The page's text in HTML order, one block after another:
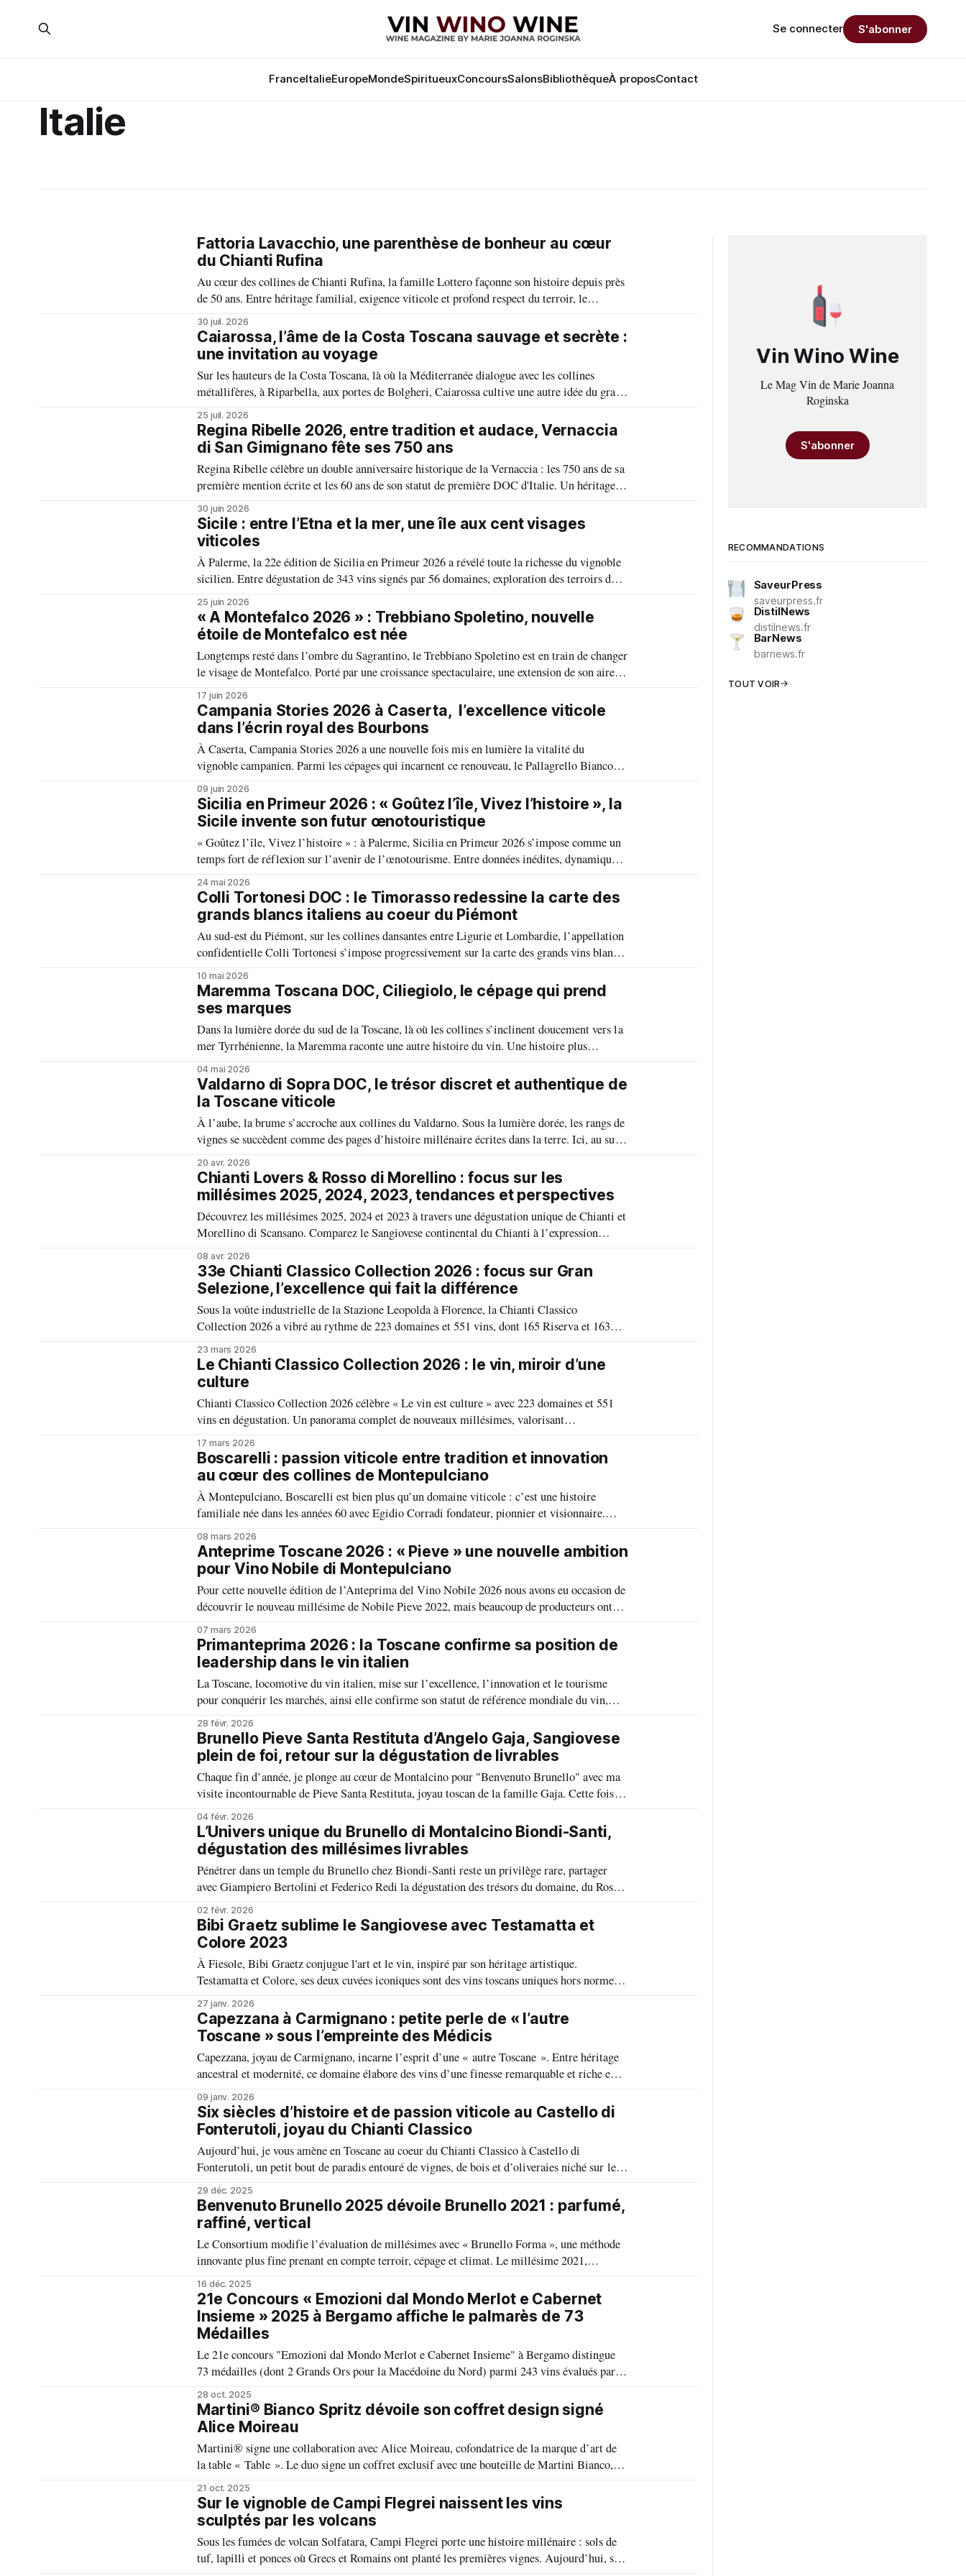
FranceItalieEuropeMondeSpiritueuxConcoursSalonsBibliothèqueÀ proposContact
Se connecter S'abonner
Italie
Fattoria Lavacchio, une parenthèse de bonheur au cœur
du Chianti Rufina
Au cœur des collines de Chianti Rufina, la famille Lottero façonne son histoire depuis près
de 50 ans. Entre héritage familial, exigence viticole et profond respect du terroir, le
domaine incarne une vision authentique du vin, où chaque millésime raconte une terre, une
passion et un art de vivre.
30 juil. 2026
Caiarossa, l’âme de la Costa Toscana sauvage et secrète :
une invitation au voyage
Sur les hauteurs de la Costa Toscana, là où la Méditerranée dialogue avec les collines
métallifères, à Riparbella, aux portes de Bolgheri, Caiarossa cultive une autre idée du grand
vin, celle d'un équilibre vivant entre la terre, les cépages et le temps.
25 juil. 2026
Regina Ribelle 2026, entre tradition et audace, Vernaccia
di San Gimignano fête ses 750 ans
Regina Ribelle célèbre un double anniversaire historique de la Vernaccia : les 750 ans de sa
première mention écrite et les 60 ans de son statut de première DOC d'Italie. Un héritage
exceptionnel qui rappelle que ce grand vin blanc toscan brillait bien avant la renommée des
rouges de la région.
30 juin 2026
Sicile : entre l’Etna et la mer, une île aux cent visages
viticoles
À Palerme, la 22e édition de Sicilia en Primeur 2026 a révélé toute la richesse du vignoble
sicilien. Entre dégustation de 343 vins signés par 56 domaines, exploration des terroirs de
l’île, l’événement confirme l’ambition d’une Sicile viticole plurielle moderne et
profondément fidèle à son histoire
25 juin 2026
« A Montefalco 2026 » : Trebbiano Spoletino, nouvelle
étoile de Montefalco est née
Longtemps resté dans l’ombre du Sagrantino, le Trebbiano Spoletino est en train de changer
le visage de Montefalco. Porté par une croissance spectaculaire, une extension de son aire
de production, ce cépage ancien s’impose aujourd’hui comme l’une de plus passionnantes
révélations du vignoble ombrien
17 juin 2026
Campania Stories 2026 à Caserta, l’excellence viticole
dans l’écrin royal des Bourbons
À Caserta, Campania Stories 2026 a une nouvelle fois mis en lumière la vitalité du
vignoble campanien. Parmi les cépages qui incarnent ce renouveau, le Pallagrello Bianco
s'impose comme l'une des signatures les plus singulières de l'Alto Casertano et de la
Campanie contemporaine.
09 juin 2026
Sicilia en Primeur 2026 : « Goûtez l’île, Vivez l’histoire », la
Sicile invente son futur œnotouristique
« Goûtez l’île, Vivez l’histoire » : à Palerme, Sicilia en Primeur 2026 s’impose comme un
temps fort de réflexion sur l’avenir de l’œnotourisme. Entre données inédites, dynamique
collective et attractivité croissante, la Sicile affirme ses ambitions sur la scène
internationale.
24 mai 2026
Colli Tortonesi DOC : le Timorasso redessine la carte des
grands blancs italiens au coeur du Piémont
Au sud-est du Piémont, sur les collines dansantes entre Ligurie et Lombardie, l’appellation
confidentielle Colli Tortonesi s’impose progressivement sur la carte des grands vins blancs
italiens. Porté par le renouveau du cépage Timorasso, qui est passé de 0,5 à 500 ha de vignes
en quelques décennies
10 mai 2026
Maremma Toscana DOC, Ciliegiolo, le cépage qui prend
ses marques
Dans la lumière dorée du sud de la Toscane, là où les collines s’inclinent doucement vers la
mer Tyrrhénienne, la Maremma raconte une autre histoire du vin. Une histoire plus
sauvage, plus libre et profondément enracinée dans un cépage resté dans l’ombre,
aujourd’hui en pleine lumière, le Ciliegiolo
04 mai 2026
Valdarno di Sopra DOC, le trésor discret et authentique de
la Toscane viticole
À l’aube, la brume s’accroche aux collines du Valdarno. Sous la lumière dorée, les rangs de
vignes se succèdent comme des pages d’histoire millénaire écrites dans la terre. Ici, au sud-
est de Florence, entre les crêtes du Chianti et les pentes d’Arezzo, bat le cœur secret
de Valdarno di Sopra DOC.
20 avr. 2026
Chianti Lovers & Rosso di Morellino : focus sur les
millésimes 2025, 2024, 2023, tendances et perspectives
Découvrez les millésimes 2025, 2024 et 2023 à travers une dégustation unique de Chianti et
Morellino di Scansano. Comparez le Sangiovese continental du Chianti à l’expression
marine du Rosso di Morellino lors d’Anteprime Toscane, un rendez-vous incontournable
pour explorer ces deux appellations.
08 avr. 2026
33e Chianti Classico Collection 2026 : focus sur Gran
Selezione, l’excellence qui fait la différence
Sous la voûte industrielle de la Stazione Leopolda à Florence, la Chianti Classico
Collection 2026 a vibré au rythme de 223 domaines et 551 vins, dont 165 Riserva et 163
Gran Selezione témoignant du dynamisme exceptionnel de l’appellation. Je vous invite en
voyage sensoriel au cœur du Gran Selezione
23 mars 2026
Le Chianti Classico Collection 2026 : le vin, miroir d’une
culture
Chianti Classico Collection 2026 célèbre « Le vin est culture » avec 223 domaines et 551
vins en dégustation. Un panorama complet de nouveaux millésimes, valorisant
l’importance culturelle du Chianti Classico et le projet Chianti Classico 2000, qui a
confirmé son l’identité et qualité d’aujourd’hui.
17 mars 2026
Boscarelli : passion viticole entre tradition et innovation
au cœur des collines de Montepulciano
À Montepulciano, Boscarelli est bien plus qu’un domaine viticole : c’est une histoire
familiale née dans les années 60 avec Egidio Corradi fondateur, pionnier et visionnaire.
Aujourd’hui, la famille De Ferrari poursuit son rêve, cultivant avec passion un vignoble
devenu un emblème du vin toscan.
08 mars 2026
Anteprime Toscane 2026 : « Pieve » une nouvelle ambition
pour Vino Nobile di Montepulciano
Pour cette nouvelle édition de l’Anteprima del Vino Nobile 2026 nous avons eu occasion de
découvrir le nouveau millésime de Nobile Pieve 2022, mais beaucoup de producteurs ont
ajouté à la sélection le millésime 2021, le premier pour cette catégorie, mise en marché
l’année dernière.
07 mars 2026
Primanteprima 2026 : la Toscane confirme sa position de
leadership dans le vin italien
La Toscane, locomotive du vin italien, mise sur l’excellence, l’innovation et le tourisme
pour conquérir les marchés, ainsi elle confirme son statut de référence mondiale du vin,
alliant tradition, durabilité et stratégie économique audacieuse.
28 févr. 2026
Brunello Pieve Santa Restituta d’Angelo Gaja, Sangiovese
plein de foi, retour sur la dégustation de livrables
Chaque fin d’année, je plonge au cœur de Montalcino pour "Benvenuto Brunello" avec ma
visite incontournable de Pieve Santa Restituta, joyau toscan de la famille Gaja. Cette fois,
j’ai dégusté le Brunello 2021 avec parcellaires Rennina et Sugarille, aussi Rennina 2010,
véritable voyage dans le temps.
04 févr. 2026
L’Univers unique du Brunello di Montalcino Biondi-Santi,
dégustation des millésimes livrables
Pénétrer dans un temple du Brunello chez Biondi-Santi reste un privilège rare, partager
avec Giampiero Bertolini et Federico Redi la dégustation des trésors du domaine, du Rosso
di Montalcino 2023 au Brunello 2020, à la mythique Riserva 1983 « La Storica », un
instant où le temps semble suspendu.
02 févr. 2026
Bibi Graetz sublime le Sangiovese avec Testamatta et
Colore 2023
À Fiesole, Bibi Graetz conjugue l'art et le vin, inspiré par son héritage artistique.
Testamatta et Colore, ses deux cuvées iconiques sont des vins toscans uniques hors normes.
En 25 ans, il s'est affirmé comme une figure majeure de la viticulture toscane, créant des
vins singuliers à son image.
27 janv. 2026
Capezzana à Carmignano : petite perle de « l’autre
Toscane » sous l’empreinte des Médicis
Capezzana, joyau de Carmignano, incarne l’esprit d’une « autre Toscane ». Entre héritage
ancestral et modernité, ce domaine élabore des vins d’une finesse remarquable et riche en
caractère, témoins d’une tradition vivante et d’une créativité qui évolue sans cesse.
09 janv. 2026
Six siècles d’histoire et de passion viticole au Castello di
Fonterutoli, joyau du Chianti Classico
Aujourd’hui, je vous amène en Toscane au coeur du Chianti Classico à Castello di
Fonterutoli, un petit bout de paradis entouré de vignes, de bois et d’oliveraies niché sur les
magnifiques collines toscanes. Ici chaque paysage, chaque vigne, chaque vin raconte une
histoire singulière et authentique.
29 déc. 2025
Benvenuto Brunello 2025 dévoile Brunello 2021 : parfumé,
raffiné, vertical
Le Consortium modifie l’évaluation de millésimes avec « Brunello Forma », une méthode
innovante plus fine prenant en compte terroir, cépage et climat. Le millésime 2021,
remarquable par sa fraîcheur, son profil aromatique précis et sa finesse, est résumé en trois
mots : parfumé, raffiné, vertical.
16 déc. 2025
21e Concours « Emozioni dal Mondo Merlot e Cabernet
Insieme » 2025 à Bergamo affiche le palmarès de 73
Médailles
Le 21e concours "Emozioni dal Mondo Merlot e Cabernet Insieme" à Bergamo distingue
73 médailles (dont 2 Grands Ors pour la Macédoine du Nord) parmi 243 vins évalués par
76 experts de 30 pays, soulignant la diversité et l’excellence internationale des terroirs et la
richesse des Merlot et Cabernet.
28 oct. 2025
Martini® Bianco Spritz dévoile son coffret design signé
Alice Moireau
Martini® signe une collaboration avec Alice Moireau, cofondatrice de la marque d’art de
la table « Table ». Le duo signe un coffret exclusif avec une bouteille de Martini Bianco,
des verres redessinés et des sous-verres signés, une proposition design pour un apéritif
contemporain et convivial.
21 oct. 2025
Sur le vignoble de Campi Flegrei naissent les vins
sculptés par les volcans
Sous les fumées de volcan Solfatara, Campi Flegrei porte une histoire millénaire : sols de
tuf, lapilli et ponces où Grecs et Romains ont planté les premières vignes. Aujourd’hui, sur
Vin Wino Wine
Le Mag Vin de Marie Joanna
Roginska
S'abonner
RECOMMANDATIONS
SaveurPress
saveurpress.fr
DistilNews
distilnews.fr
BarNews
barnews.fr
TOUT VOIR